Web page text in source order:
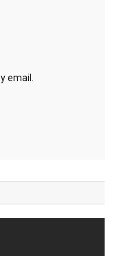
email.